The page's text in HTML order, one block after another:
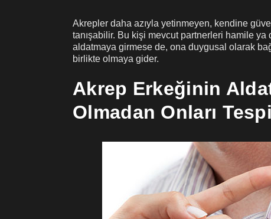
Akrepler daha azıyla yetinmeyen, kendine
tanışabilir. Bu kişi mevcut partnerleri hamile
aldatmaya girmese de, ona duygusal olarak
birlikte olmaya gider.
Akrep Erkeğinin
Olmadan Onları